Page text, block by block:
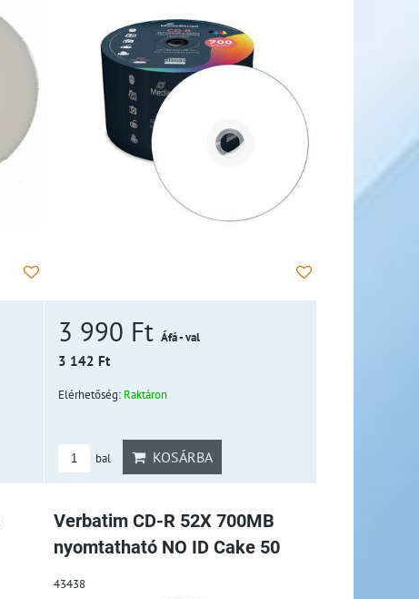
3 990 FtÁfá - val
3 142 Ft
Elérhetőség: Raktáron
bal KOSÁRBA
Verbatim CD-R 52X 700MB
nyomtatható NO ID Cake 50
43438